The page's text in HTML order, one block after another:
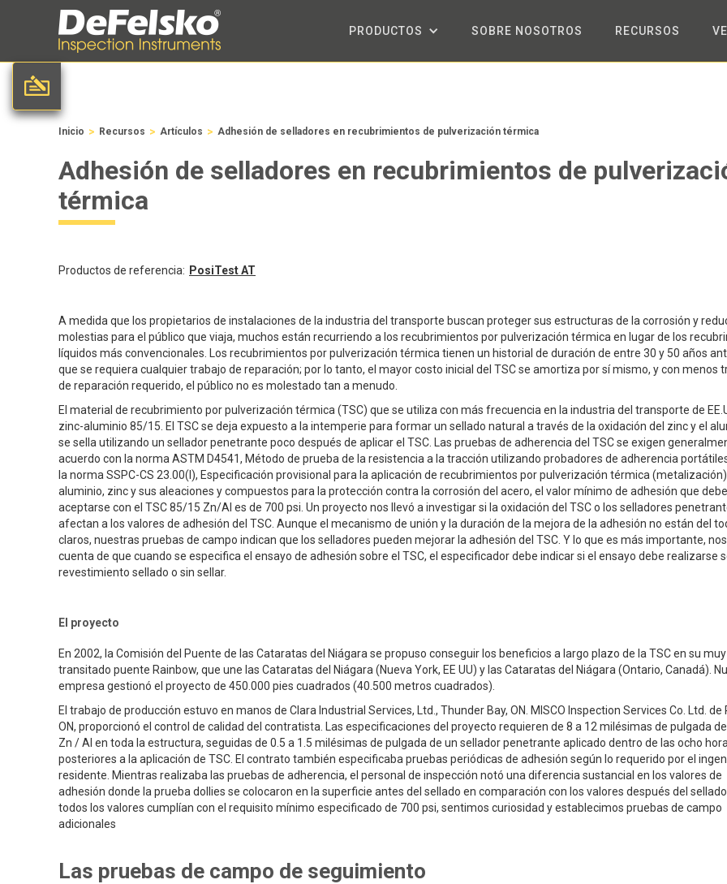
PRODUCTOS SOBRE NOSOTROS RECURSOS
Inicio > Recursos > Artículos > Adhesión de selladores en recubrimientos de pulverización térmica
Adhesión de selladores en recubrimientos de
térmica
Productos de referencia: PosiTestAT
A medida que los propietarios de instalaciones de la industria del transporte buscan proteger sus estructuras de la corrosión y
molestias para el público que viaja, muchos están recurriendo a los recubrimientos por pulverización térmica en lugar de los
líquidos más convencionales. Los recubrimientos por pulverización térmica tienen un historial de duración de entre 30 y 50 años
que se requiera cualquier trabajo de reparación; por lo tanto, el mayor costo inicial del TSC se amortiza por sí mismo, y con menos
de reparación requerido, el público no es molestado tan a menudo.
El material de recubrimiento por pulverización térmica (TSC) que se utiliza con más frecuencia en la industria del transporte de
zinc-aluminio 85/15. El TSC se deja expuesto a la intemperie para formar un sellado natural a través de la oxidación del zinc y el
se sella utilizando un sellador penetrante poco después de aplicar el TSC. Las pruebas de adherencia del TSC se exigen
acuerdo con la norma ASTM D4541, Método de prueba de la resistencia a la tracción utilizando probadores de adherencia
la norma SSPC-CS 23.00(I), Especificación provisional para la aplicación de recubrimientos por pulverización térmica
aluminio, zinc y sus aleaciones y compuestos para la protección contra la corrosión del acero, el valor mínimo de adhesión que debe
aceptarse con el TSC 85/15 Zn/Al es de 700 psi. Un proyecto nos llevó a investigar si la oxidación del TSC o los selladores
afectan a los valores de adhesión del TSC. Aunque el mecanismo de unión y la duración de la mejora de la adhesión no están del
claros, nuestras pruebas de campo indican que los selladores pueden mejorar la adhesión del TSC. Y lo que es más importante,
cuenta de que cuando se especifica el ensayo de adhesión sobre el TSC, el especificador debe indicar si el ensayo debe realizarse
revestimiento sellado o sin sellar.
El proyecto
En 2002, la Comisión del Puente de las Cataratas del Niágara se propuso conseguir los beneficios a largo plazo de la TSC en su muy
transitado puente Rainbow, que une las Cataratas del Niágara (Nueva York, EE UU) y las Cataratas del Niágara (Ontario, Canadá).
empresa gestionó el proyecto de 450.000 pies cuadrados (40.500 metros cuadrados).
El trabajo de producción estuvo en manos de Clara Industrial Services, Ltd., Thunder Bay, ON. MISCO Inspection Services Co. Ltd. de
ON, proporcionó el control de calidad del contratista. Las especificaciones del proyecto requieren de 8 a 12 milésimas de pulgada
Zn / Al en toda la estructura, seguidas de 0.5 a 1.5 milésimas de pulgada de un sellador penetrante aplicado dentro de las ocho
posteriores a la aplicación de TSC. El contrato también especificaba pruebas periódicas de adhesión según lo requerido por el
residente. Mientras realizaba las pruebas de adherencia, el personal de inspección notó una diferencia sustancial en los valores de
adhesión donde la prueba dollies se colocaron en la superficie antes del sellado en comparación con los valores después del
todos los valores cumplían con el requisito mínimo especificado de 700 psi, sentimos curiosidad y establecimos pruebas de campo
adicionales
Las pruebas de campo de seguimiento